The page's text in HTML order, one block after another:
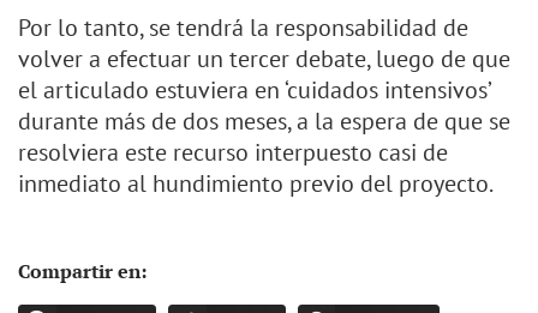
Por lo tanto, se tendrá la responsabilidad de
volver a efectuar un tercer debate, luego de que
el articulado estuviera en ‘cuidados intensivos’
durante más de dos meses, a la espera de que se
resolviera este recurso interpuesto casi de
inmediato al hundimiento previo del proyecto.
Compartir en: